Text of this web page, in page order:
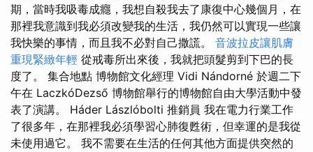
期，當時我吸毒成癮，我想自殺我去了康復中心幾個月，在
那裡我意識到我必須改變我的生活，我仍然可以實現一些讓
我快樂的事情，而且我不必對自己撒謊。 音波拉皮讓肌膚
重現緊緻年輕 從戒毒所出來後，我就把頭髮剪到下巴的長
度了。 集合地點 博物館文化經理 Vidi Nándorné 於週二下
午在 LaczkóDezső 博物館舉行的博物館自由大學活動中發
表了演講。 Háder Lászlóbolti 推銷員 我在電力行業工作
了很多年，在那裡我必須學習心肺復甦術，但幸運的是我從
未使用過它。 我不需要在生活的任何其他方面提供突然的